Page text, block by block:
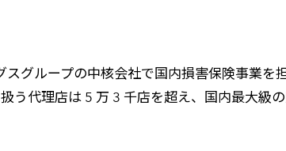
グループの中核会社で国内損害保険事業を
う代理店は 5 万 3 千店を超え、国内最大級